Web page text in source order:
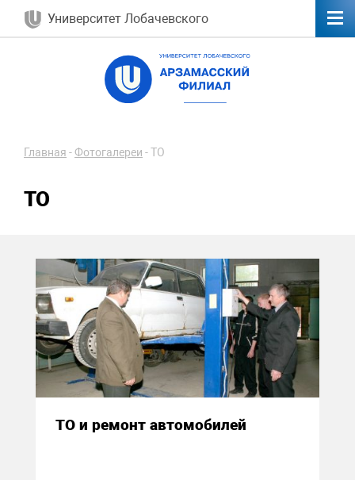
Университет Лобачевского
Главная -Фотогалереи -ТО
ТО
ТО и ремонт автомобилей